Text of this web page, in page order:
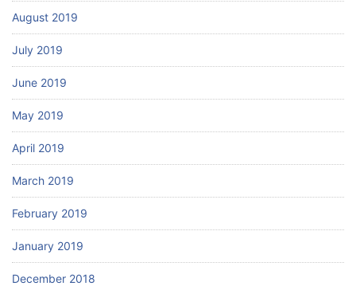
August 2019
July 2019
June 2019
May 2019
April 2019
March 2019
February 2019
January 2019
December 2018